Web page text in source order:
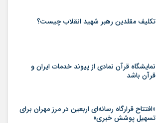
تکلیف مقلدین رهبر شهید انقلاب چیست؟
نمایشگاه قرآن نمادی از پیوند خدمات ایران و
قرآن باشد
«افتتاح قرارگاه رسانه‌ای اربعین در مرز مهران برای
تسهیل پوشش خبری»